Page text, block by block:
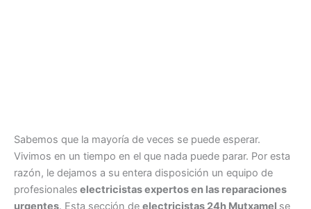
Sabemos que la mayoría de veces se puede esperar.
Vivimos en un tiempo en el que nada puede parar. Por esta
razón, le dejamos a su entera disposición un equipo de
profesionales electricistas expertos en las reparaciones
urgentes. Esta sección de electricistas 24h Mutxamel se